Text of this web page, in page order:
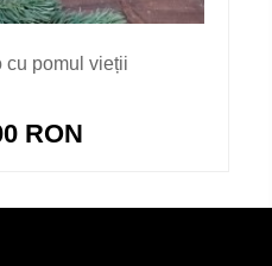
cu pomul vieții
RON